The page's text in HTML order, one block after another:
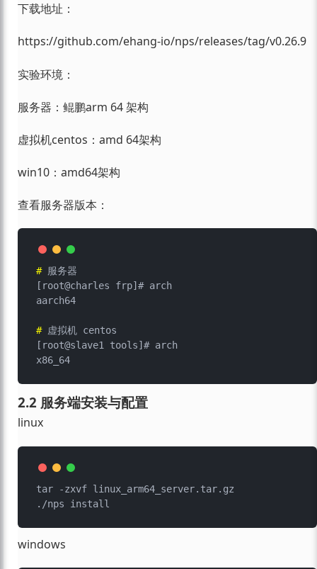
下载地址：
https://github.com/ehang-io/nps/releases/tag/v0.26.9
实验环境：
服务器：鲲鹏arm 64 架构
虚拟机centos：amd 64架构
win10：amd64架构
查看服务器版本：
# 服务器
[root@charles frp]# arch
# 虚拟机 centos
[root@slave1 tools]# arch
2.2 服务端安装与配置
linux
tar -zxvf linux_arm64_server.tar.gz
windows